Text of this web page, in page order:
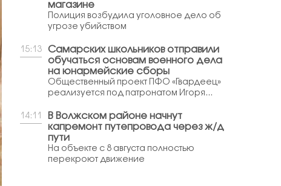
магазине
Полиция возбудила уголовное дело об
угрозе убийством
15:13
Самарских школьников отправили
обучаться основам военного дела
на юнармейские сборы
Общественный проект ПФО «Гвардеец»
реализуется под патронатом Игоря...
14:11
В Волжском районе начнут
капремонт путепровода через ж/д
пути
На объекте с 8 августа полностью
перекроют движение